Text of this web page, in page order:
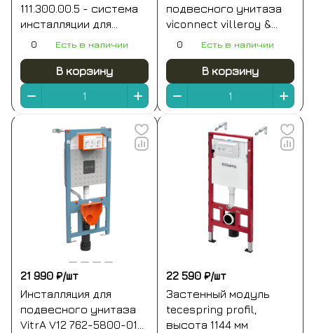
111.300.00.5 - система
инсталляции для
монтажа подвесного
0 Есть в наличии
В корзину
подвесного унитаза
viconnect villeroy &
boch
0 Есть в наличии
В корзину
21 990 ₽/шт
Инсталляция для
подвесного унитаза
VitrA V12 762-5800-01
22 590 ₽/шт
Застенный модуль
tecespring profil,
высота 1144 мм